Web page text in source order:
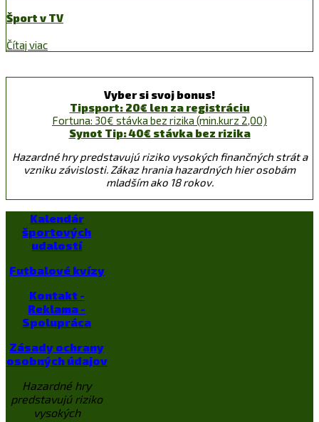
Šport v TV
Čítaj viac
Vyber si svoj bonus!
Tipsport: 20€ len za registráciu
Fortuna: 30€ stávka bez rizika (min.kurz 2,00)
Synot Tip: 40€ stávka bez rizika
Hazardné hry predstavujú riziko vysokých finančných strát a
vzniku závislosti. Zákaz hrania hazardných hier osobám
mladším ako 18 rokov.
Kalendár
športových
udalostí
Futbalové kvízy
Kontakt -
Reklama -
Spolupráca
Zásady ochrany
osobných údajov
Hazardné hry
predstavujú riziko
vysokých